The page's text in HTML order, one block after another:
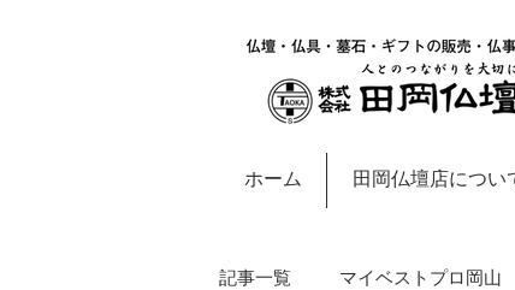
ホーム 田岡仏壇店につい
記事一覧 マイベストプロ岡山